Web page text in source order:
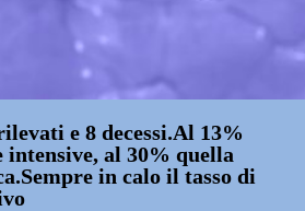
e 8 decessi.Al 13%
intensive, al 30% quella
in calo il tasso di